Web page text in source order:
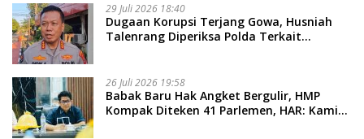
29 Juli 2026 18:40
Dugaan Korupsi Terjang Gowa, Husniah
Talenrang Diperiksa Polda Terkait
26 Juli 2026 19:58
​Babak Baru Hak Angket Bergulir, HMP
Kompak Diteken 41 Parlemen, HAR: Kami